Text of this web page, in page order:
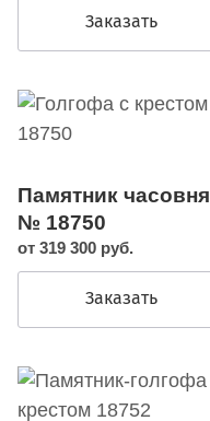
Заказать
Памятник часовня
№ 18750
от 319 300 руб.
Заказать